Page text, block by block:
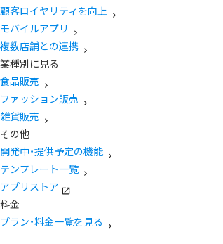
顧客ロイヤリティを向上
モバイルアプリ
複数店舗との連携
業種別に見る
食品販売
ファッション販売
雑貨販売
その他
開発中・提供予定の機能
テンプレート一覧
アプリストア
料金
プラン・料金一覧を見る